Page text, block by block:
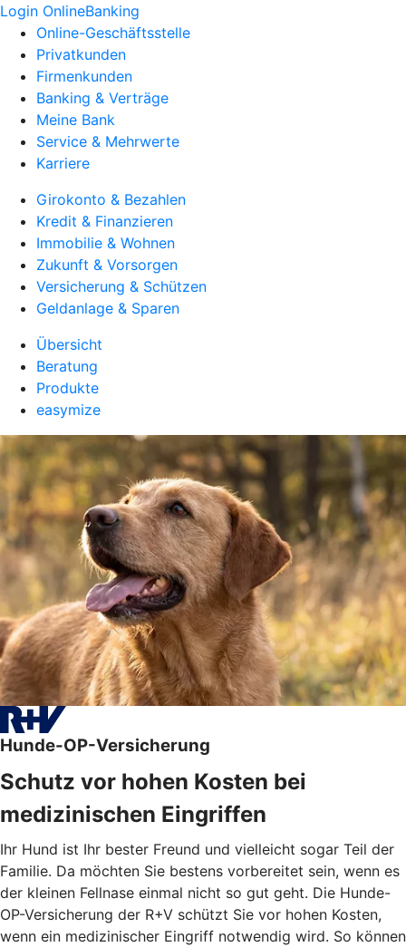
Login OnlineBanking
Online-Geschäftsstelle
Privatkunden
Firmenkunden
Banking & Verträge
Meine Bank
Service & Mehrwerte
Karriere
Girokonto & Bezahlen
Kredit & Finanzieren
Immobilie & Wohnen
Zukunft & Vorsorgen
Versicherung & Schützen
Geldanlage & Sparen
Übersicht
Beratung
Produkte
easymize
Hunde-OP-Versicherung
Schutz vor hohen Kosten bei
medizinischen Eingriffen
Ihr Hund ist Ihr bester Freund und vielleicht sogar Teil der
Familie. Da möchten Sie bestens vorbereitet sein, wenn es
der kleinen Fellnase einmal nicht so gut geht. Die Hunde-
OP-Versicherung der R+V schützt Sie vor hohen Kosten,
wenn ein medizinischer Eingriff notwendig wird. So können